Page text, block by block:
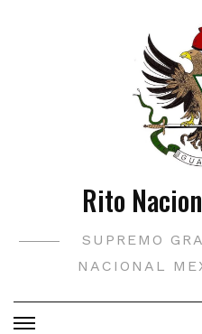
Rito
SUPREMO
NACIONAL